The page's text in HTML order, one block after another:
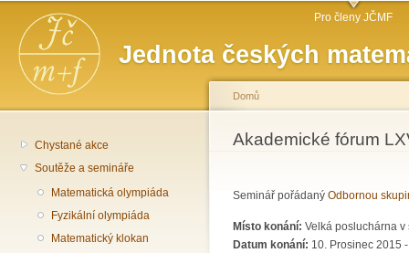
Jednota českých
Hlavní menu Pro členy JČMF
Chystané akce
Soutěže a semináře
Matematická olympiáda
Fyzikální olympiáda
Matematický klokan
Jste zde
Domů
Akademické fórum
Seminář pořádaný Odbornou
Místo konání: Velká posluchárna v
Datum konání: 10. Prosinec 2015